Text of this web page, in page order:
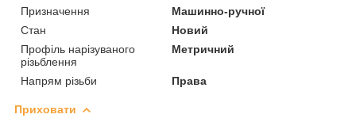
Призначення
Машинно-ручної
Стан
Новий
Профіль нарізуваного
різьблення
Метричний
Напрям різьби Права
Приховати